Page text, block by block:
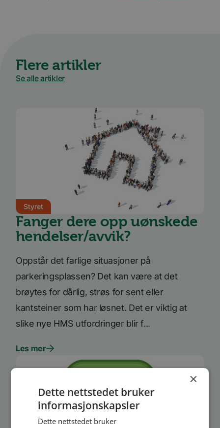
Flere artikler
Se alle artikler
Styret
Fanger dere opp uønskede
hendelser/avvik?
Oppstår det farlige situasjoner på
parkeringsplassen? Det kan være at det
brøytes for dårlig, strøs for sent eller
kantsteiner som har løsnet. Det er viktig at
slike nye HMS utfordringer blir f...
Les mer
×
Dette nettstedet bruker
informasjonskapsler
Dette nettstedet bruker